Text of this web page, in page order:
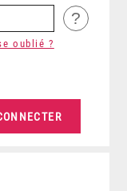
?
oublié ?